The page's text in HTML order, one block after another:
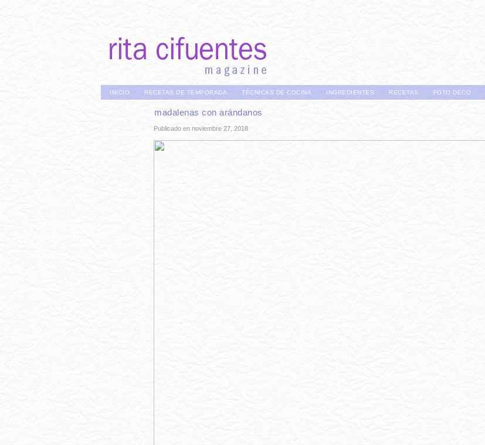
INICIO RECETAS DE TEMPORADA TÉCNICAS DE COCINA INGREDIENTES RECETAS FOTO DECO
madalenas con arándanos
Publicado en noviembre 27, 2018